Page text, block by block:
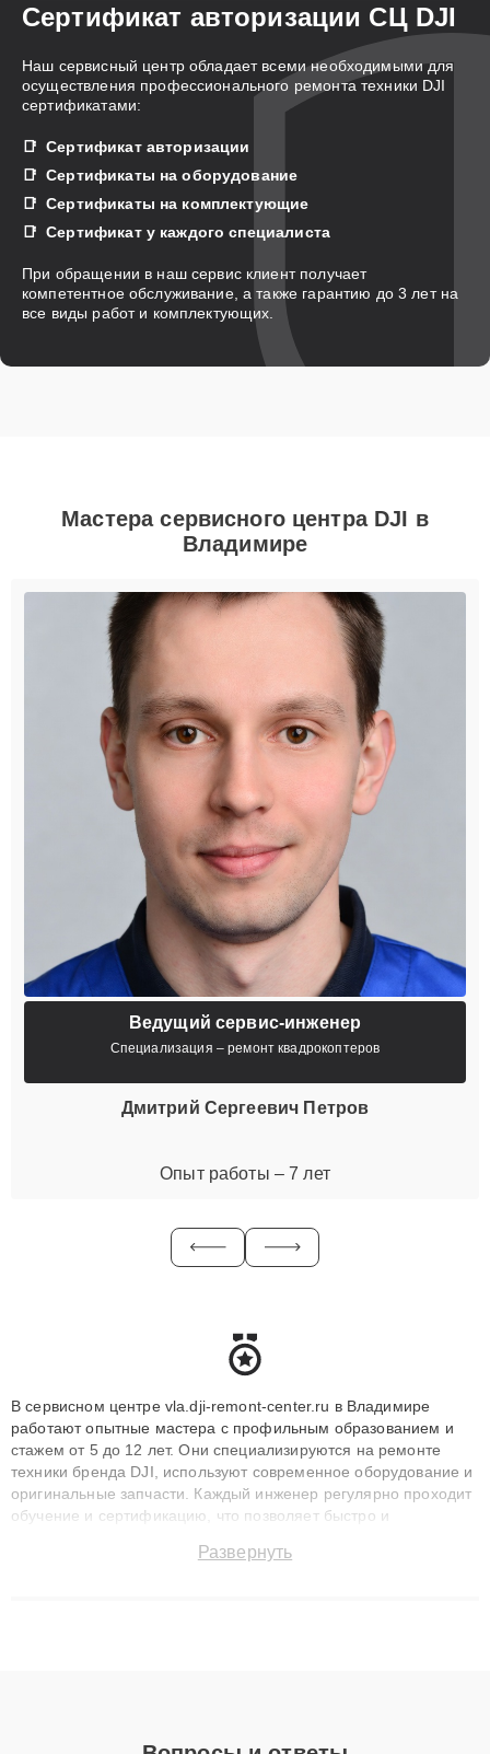
Сертификат авторизации СЦ DJI
Наш сервисный центр обладает всеми необходимыми для
осуществления профессионального ремонта техники DJI
сертификатами:
Сертификат авторизации
Сертификаты на оборудование
Сертификаты на комплектующие
Сертификат у каждого специалиста
При обращении в наш сервис клиент получает
компетентное обслуживание, а также гарантию до 3 лет на
все виды работ и комплектующих.
Мастера сервисного центра DJI в
Владимире
Ведущий сервис-инженер
Специализация – ремонт квадрокоптеров
Дмитрий Сергеевич Петров
Опыт работы – 7 лет
В сервисном центре vla.dji-remont-center.ru в Владимире
работают опытные мастера с профильным образованием и
стажем от 5 до 12 лет. Они специализируются на ремонте
техники бренда DJI, используют современное оборудование и
оригинальные запчасти. Каждый инженер регулярно проходит
обучение и сертификацию, что позволяет быстро и
сохранением гарантии до 3 лет. Наши мастера решают
Развернуть